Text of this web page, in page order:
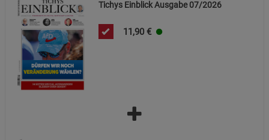
Tichys Einblick Ausgabe 07/2026
11,90 €